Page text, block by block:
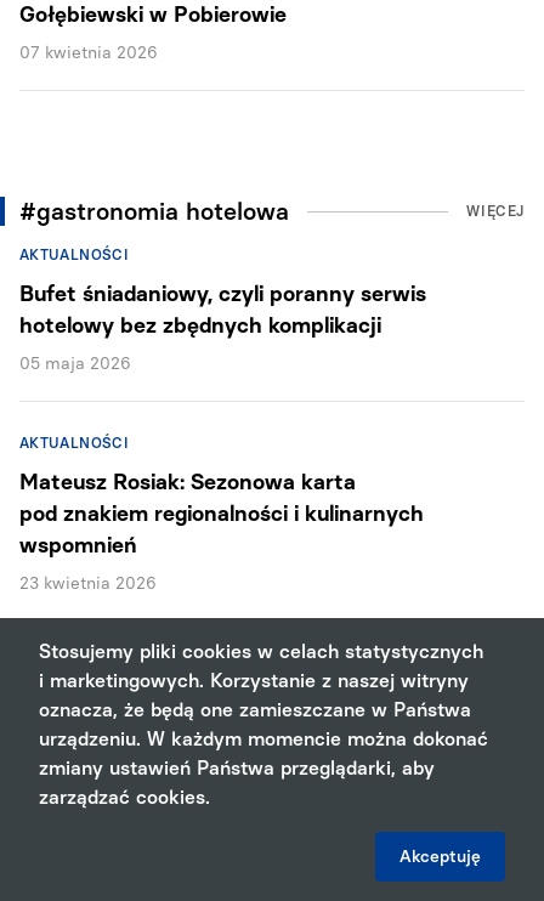
Gołębiewski w Pobierowie
07 kwietnia 2026
#gastronomia hotelowa WIĘCEJ
AKTUALNOŚCI
Bufet śniadaniowy, czyli poranny serwis
hotelowy bez zbędnych komplikacji
05 maja 2026
AKTUALNOŚCI
Mateusz Rosiak: Sezonowa karta
pod znakiem regionalności i kulinarnych
wspomnień
23 kwietnia 2026
#horeca WIĘCEJ
30 lipca - Międzynarodowy Dzień Sernika
Stosujemy pliki cookies w celach statystycznych
i marketingowych. Korzystanie z naszej witryny
oznacza, że będą one zamieszczane w Państwa
urządzeniu. W każdym momencie można dokonać
zmiany ustawień Państwa przeglądarki, aby
zarządzać cookies.
Akceptuję